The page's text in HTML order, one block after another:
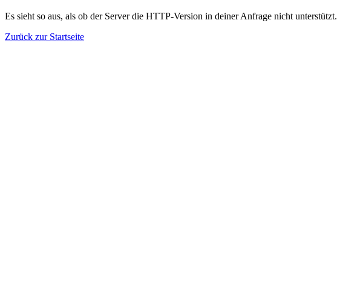
Es sieht so aus, als ob der Server die HTTP-Version in deiner Anfrage nicht unterstützt.
Zurück zur Startseite